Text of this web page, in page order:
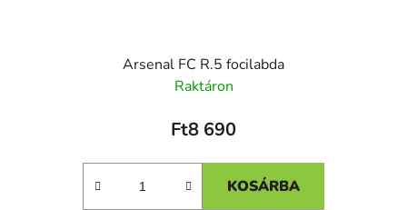
Arsenal FC R.5 focilabda
Raktáron
Ft8 690
KOSÁRBA